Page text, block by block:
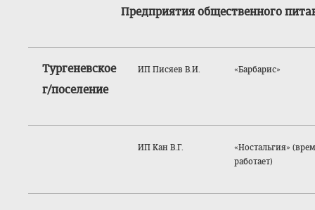
Предприятия общественного
Тургеневское
г/поселение
ИП Писяев В.И. «Барбарис»
ИП Кан В.Г.
«Ностальгия»
работает)